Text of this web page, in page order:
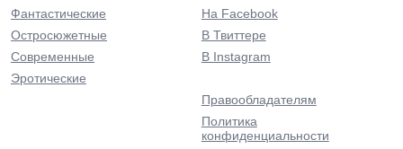
Фантастические
Остросюжетные
Современные
Эротические
На Facebook
В Твиттере
В Instagram
Правообладателям
Политика
конфиденциальности